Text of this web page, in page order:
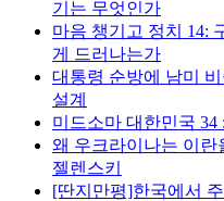
기는 무엇인가
마음 챙기고 정치 14:
게 드러나는가
대통령 순방에 남미
설계
미드소마 대한민국
왜 우크라이나는 이란
젤렌스키
[딴지만평]한국에서